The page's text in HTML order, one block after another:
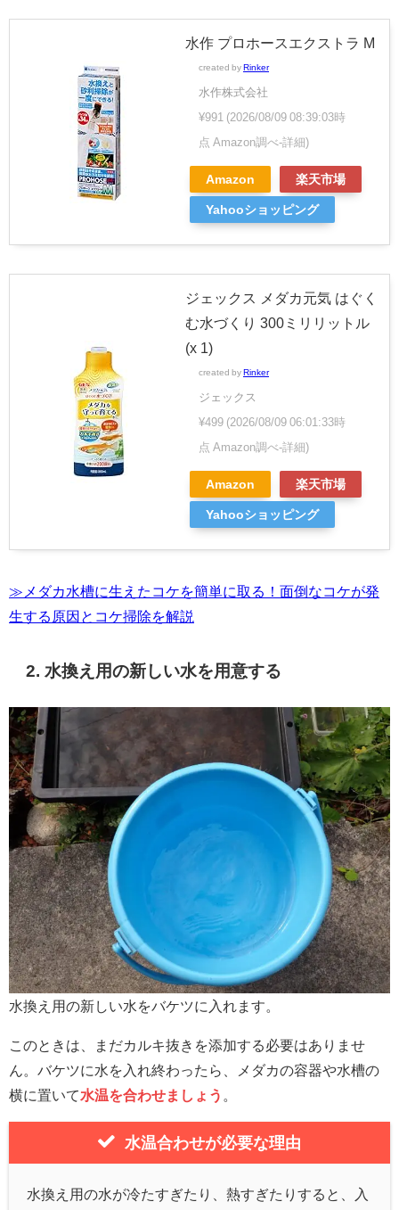
水作 プロホースエクストラ M
created by Rinker
水作株式会社
¥991 (2026/08/09 08:39:03時
点 Amazon調べ-詳細)
Amazon 楽天市場
Yahooショッピング
ジェックス メダカ元気 はぐく
む水づくり 300ミリリットル
(x 1)
created by Rinker
ジェックス
¥499 (2026/08/09 06:01:33時
点 Amazon調べ-詳細)
Amazon 楽天市場
Yahooショッピング
≫メダカ水槽に生えたコケを簡単に取る！面倒なコケが発
生する原因とコケ掃除を解説
2. 水換え用の新しい水を用意する
水換え用の新しい水をバケツに入れます。
このときは、まだカルキ抜きを添加する必要はありませ
ん。バケツに水を入れ終わったら、メダカの容器や水槽の
横に置いて水温を合わせましょう
水温合わせが必要な理由
水換え用の水が冷たすぎたり、熱すぎたりすると、入